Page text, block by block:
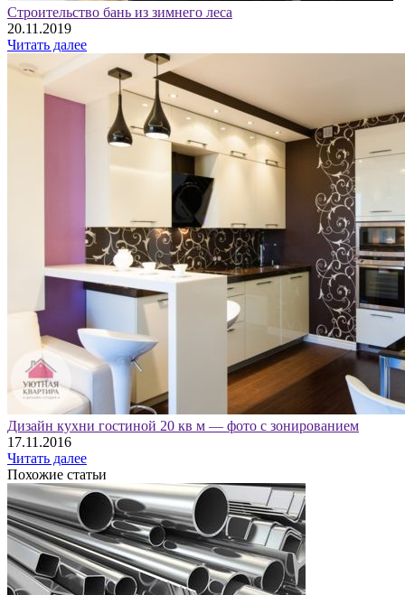
Строительство бань из зимнего леса
20.11.2019
Читать далее
Дизайн кухни гостиной 20 кв м — фото с зонированием
17.11.2016
Читать далее
Похожие статьи